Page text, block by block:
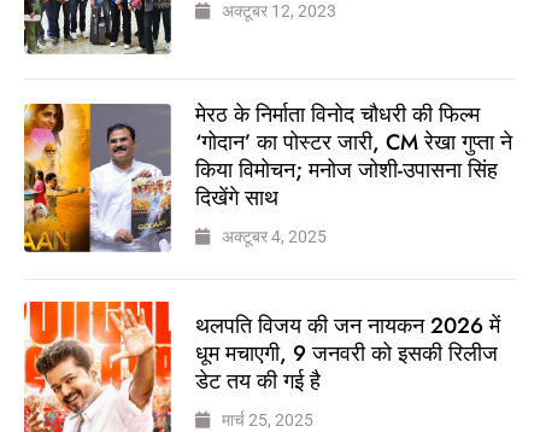
अक्टूबर 12, 2023
मेरठ के निर्माता विनोद चौधरी की फिल्म
‘गोदान’ का पोस्टर जारी, CM रेखा गुप्ता ने
किया विमोचन; मनोज जोशी-उपासना सिंह
दिखेंगे साथ
अक्टूबर 4, 2025
थलपति विजय की जन नायकन 2026 में
धूम मचाएगी, 9 जनवरी को इसकी रिलीज
डेट तय की गई है
मार्च 25, 2025